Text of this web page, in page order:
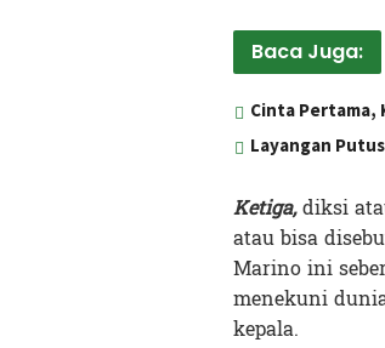
Baca Juga:
Cinta Pertama,
Layangan
Ketiga,diksi
atau bisa
Marino ini
menekuni
kepala.